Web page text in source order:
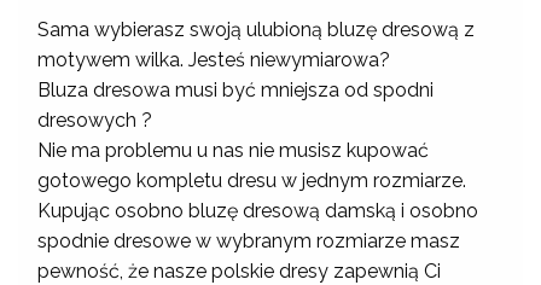
Sama wybierasz swoją ulubioną bluzę dresową z
motywem wilka. Jesteś niewymiarowa?
Bluza dresowa musi być mniejsza od spodni
dresowych ?
Nie ma problemu u nas nie musisz kupować
gotowego kompletu dresu w jednym rozmiarze.
Kupując osobno bluzę dresową damską i osobno
spodnie dresowe w wybranym rozmiarze masz
pewność, że nasze polskie dresy zapewnią Ci